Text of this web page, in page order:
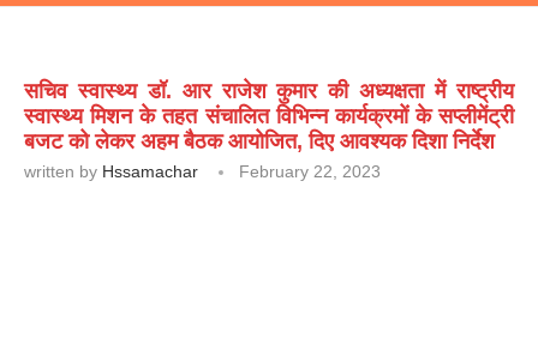
सचिव स्वास्थ्य डॉ. आर राजेश कुमार की अध्यक्षता में राष्ट्रीय
स्वास्थ्य मिशन के तहत संचालित विभिन्न कार्यक्रमों के सप्लीमेंट्री
बजट को लेकर अहम बैठक आयोजित, दिए आवश्यक दिशा निर्देश
written by Hssamachar February 22, 2023